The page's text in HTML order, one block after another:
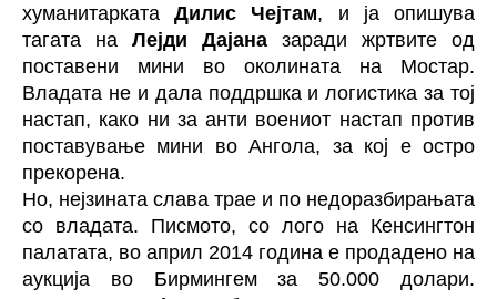
хуманитаркатаДилис Чејтам, и ја опишува
тагата на Лејди Дајана заради жртвите од
поставени мини во околината на Мостар.
Владата не и дала поддршка и логистика за тој
настап, како ни за анти воениот настап против
поставување мини во Ангола, за кој е остро
прекорена.
Но, нејзината слава трае и по недоразбирањата
со владата. Писмото, со лого на Кенсингтон
палатата, во април 2014 година е продадено на
аукција во Бирмингем за 50.000 долари.